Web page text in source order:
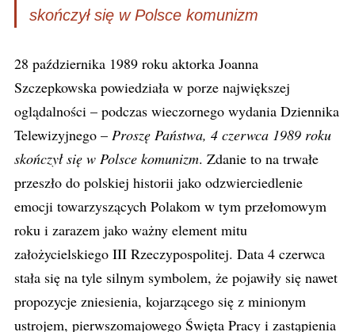
skończył się w Polsce komunizm
28 października 1989 roku aktorka Joanna
Szczepkowska powiedziała w porze największej
oglądalności – podczas wieczornego wydania Dziennika
Telewizyjnego – Proszę Państwa, 4 czerwca 1989 roku
skończył się w Polsce komunizm. Zdanie to na trwałe
przeszło do polskiej historii jako odzwierciedlenie
emocji towarzyszących Polakom w tym przełomowym
roku i zarazem jako ważny element mitu
założycielskiego III Rzeczypospolitej. Data 4 czerwca
stała się na tyle silnym symbolem, że pojawiły się nawet
propozycje zniesienia, kojarzącego się z minionym
ustrojem, pierwszomajowego Święta Pracy i zastąpienia